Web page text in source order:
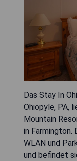
Das Stay In
Ohiopyle, PA,
Mountain
in
WLAN und
und befindet